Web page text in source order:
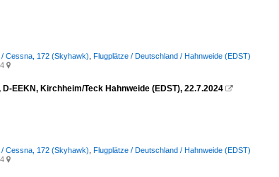
Cessna, 172 (Skyhawk) Flugplätze / Deutschland / Hahnweide (EDST)

EEKN, Kirchheim/Teck Hahnweide (EDST), 22.7.2024 
Cessna, 172 (Skyhawk) Flugplätze / Deutschland / Hahnweide (EDST)
